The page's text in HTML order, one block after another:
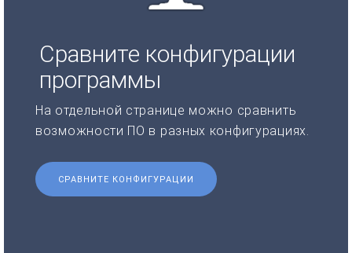
Сравните конфигурации
программы
На отдельной странице можно сравнить
возможности ПО в разных конфигурациях.
СРАВНИТЕ КОНФИГУРАЦИИ